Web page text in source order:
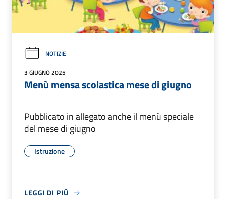
NOTIZIE
3 GIUGNO 2025
Menù mensa scolastica mese di giugno
Pubblicato in allegato anche il menù speciale
del mese di giugno
Istruzione
LEGGI DI PIÙ